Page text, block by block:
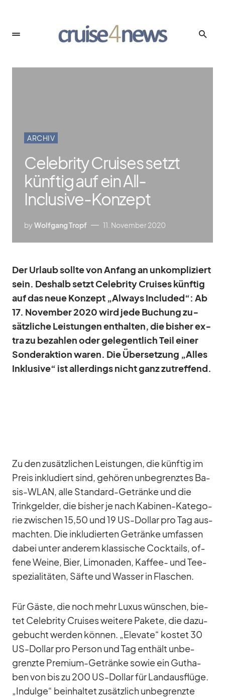
ARCHIV
Celebrity Cruises setzt
künftig auf ein All-
Inclusive-Konzept
by Wolfgang Tropf 11. November 2020
Der Ur­laub sollte von An­fang an un­kom­pli­ziert
sein. Des­halb setzt Ce­le­brity Crui­ses künf­tig
auf das neue Kon­zept „Al­ways In­cluded“: Ab
17. No­vem­ber 2020 wird jede Bu­chung zu­
sätz­li­che Leis­tun­gen ent­hal­ten, die bis­her ex­
tra zu be­zah­len oder ge­le­gent­lich Teil ei­ner
Son­der­ak­tion wa­ren. Die Über­set­zung „Al­les
In­klu­sive“ ist al­ler­dings nicht ganz zu­tref­fend.
Zu den zu­sätz­li­chen Leis­tun­gen, die künf­tig im
Preis in­klu­diert sind, ge­hö­ren un­be­grenz­tes Ba­
sis-WLAN, alle Stan­dard-Ge­tränke und die
Trink­gel­der, die bis­her je nach Ka­bi­nen-Ka­te­go­
rie zwi­schen 15,50 und 19 US-Dol­lar pro Tag aus­
mach­ten. Die in­klu­dier­ten Ge­tränke um­fas­sen
da­bei un­ter an­de­rem klas­si­sche Cock­tails, of­
fene Weine, Bier, Li­mo­na­den, Kaf­fee- und Tee­
spe­zia­li­tä­ten, Säfte und Was­ser in Fla­schen.
Für Gäste, die noch mehr Lu­xus wün­schen, bie­
tet Ce­le­brity Crui­ses wei­tere Pa­kete, die da­zu­
ge­bucht wer­den kön­nen. „Ele­vate“ kos­tet 30
US-Dol­lar pro Per­son und Tag ent­hält un­be­
grenzte Pre­mium-Ge­tränke so­wie ein Gut­ha­
ben von bis zu 200 US-Dol­lar für Land­aus­flüge.
„In­dulge“ be­inhal­tet zu­sätz­lich un­be­grenzte